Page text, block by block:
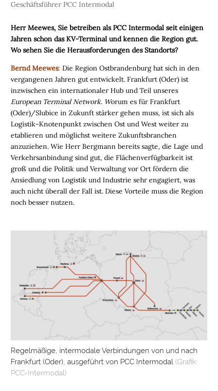
N
A
C
H
H
A
L
T
I
G
K
E
I
E
R
N
W
Herr Meewes, Sie betreiben als PCC Intermodal seit einigen
Jahren schon das KV-Terminal und kennen die Region gut.
Wo sehen Sie die Herausforderungen des Standorts?
Bernd Meewes: Die Region Ostbrandenburg hat sich in den
vergangenen Jahren gut entwickelt. Frankfurt (Oder) ist
inzwischen ein internationaler Hub und Teil unseres
European Terminal Network. Worum es für Frankfurt
(Oder)/Slubice in Zukunft stärker gehen muss, ist sich als
Logistik-Knotenpunkt zwischen Ost und West weiter zu
etablieren und möglichst weitere Zukunftsbranchen
anzuziehen. Wie Herr Bergmann bereits sagte, die Lage und
Verkehrsanbindung sind gut, die Flächenverfügbarkeit ist
groß und die Politik und Verwaltung vor Ort fördern die
Ansiedlung von Logistik und Industrie sehr engagiert, was
auch nicht überall der Fall ist. Diese Vorteile muss die Region
noch besser nutzen.
Geschäftsführer PCC Intermodal
Regelmäßige, intermodale Verbindungen von und nach
Frankfurt (Oder), ausgeführt von PCC Intermodal (Grafik:
PCC-Intermodal)